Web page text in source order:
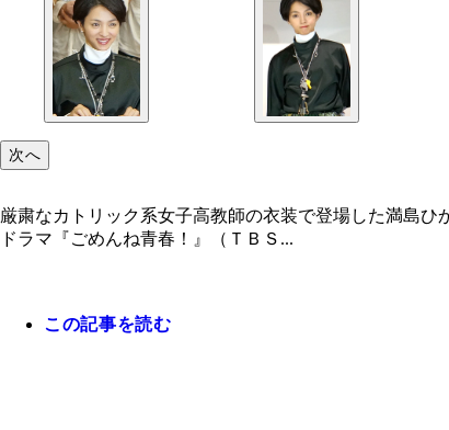
次へ
厳粛なカトリック系女子高教師の衣装で登場した満島
ドラマ『ごめんね青春！』（ＴＢＳ...
この記事を読む